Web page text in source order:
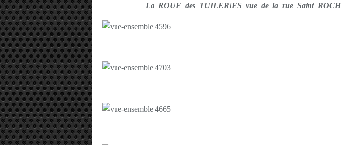
La ROUE des TUILERIES vue de la rue Saint ROCH